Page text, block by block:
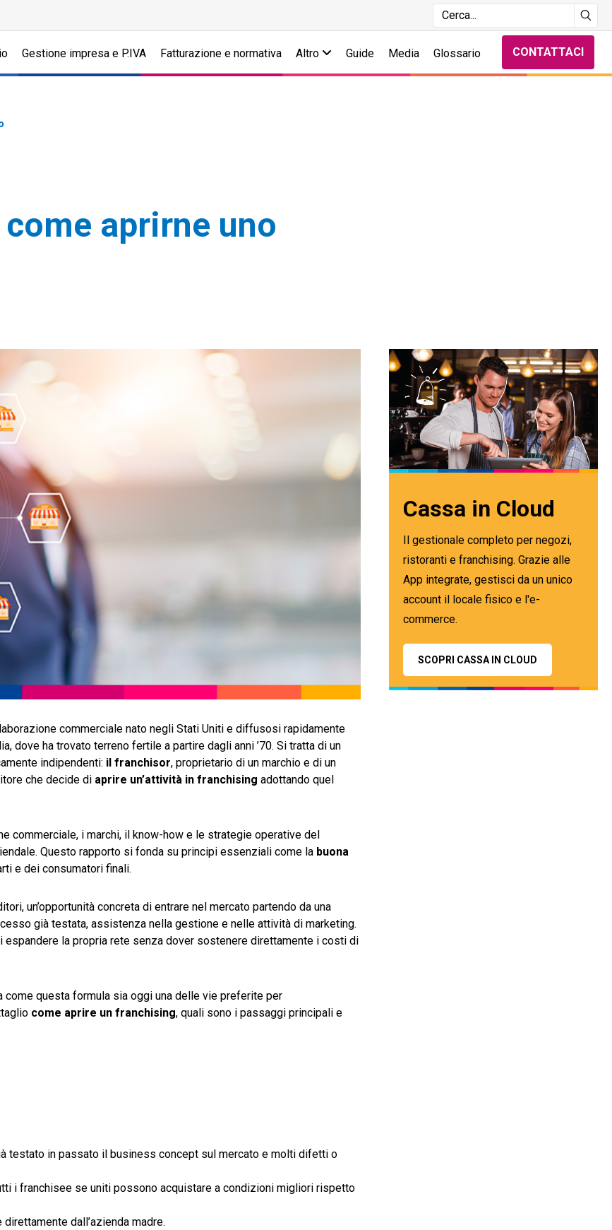
Gestione impresa e P.IVA Fatturazione e normativa Altro Guide Media Glossario CONTATTACI
aprirne uno
commerciale nato negli Stati Uniti e diffusosi rapidamente
dove ha trovato terreno fertile a partire dagli anni ’70. Si tratta di un
indipendenti: il franchisor, proprietario di un marchio e di un
che decide di aprire un’attività in franchising adottando quel
commerciale, i marchi, il know-how e le strategie operative del
Questo rapporto si fonda su principi essenziali come la buona
e dei consumatori finali.
un’opportunità concreta di entrare nel mercato partendo da una
già testata, assistenza nella gestione e nelle attività di marketing.
la propria rete senza dover sostenere direttamente i costi di
come questa formula sia oggi una delle vie preferite per
come aprire un franchising, quali sono i passaggi principali e
testato in passato il business concept sul mercato e molti difetti o
i franchisee se uniti possono acquistare a condizioni migliori rispetto
dall’azienda madre.
Cassa in Cloud
Il gestionale completo per negozi,
ristoranti e franchising. Grazie alle
App integrate, gestisci da un unico
account il locale fisico e l'e-
commerce.
SCOPRI CASSA IN CLOUD